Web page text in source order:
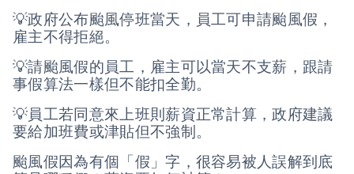
💡政府公布颱風停班當天，員工可申請颱風假，
雇主不得拒絕。
💡請颱風假的員工，雇主可以當天不支薪，跟請
事假算法一樣但不能扣全勤。
💡員工若同意來上班則薪資正常計算，政府建議
要給加班費或津貼但不強制。
颱風假因為有個「假」字，很容易被人誤解到底